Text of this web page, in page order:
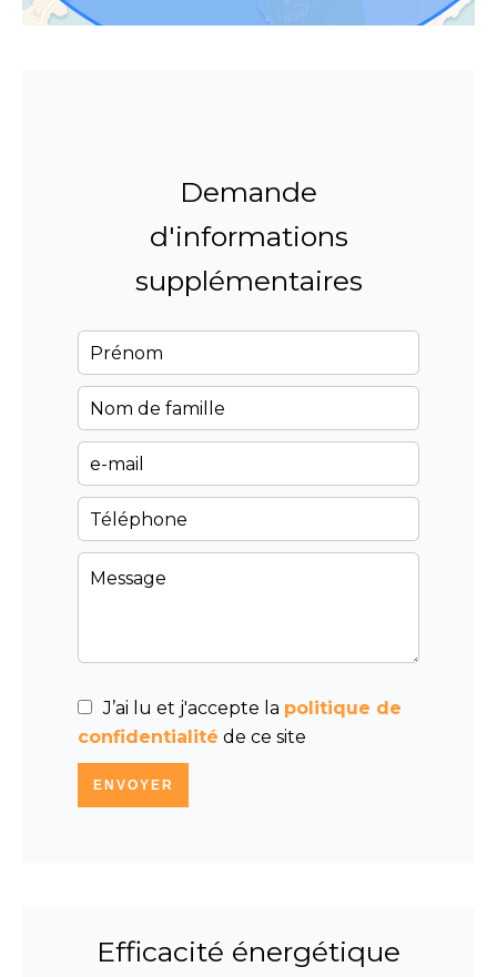
Demande
d'informations
supplémentaires
J’ai lu et j'accepte la politique de
confidentialité de ce site
ENVOYER
Efficacité énergétique